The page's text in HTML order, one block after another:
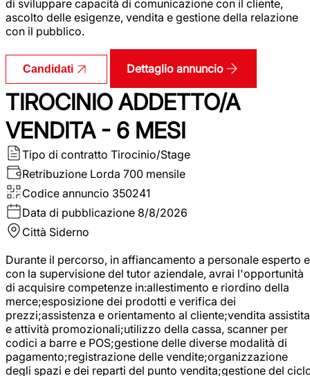
di sviluppare capacità di comunicazione con il cliente,
ascolto delle esigenze, vendita e gestione della relazione
con il pubblico.
Candidati Dettaglio annuncio
TIROCINIO ADDETTO/A
VENDITA - 6 MESI
Tipo di contratto Tirocinio/Stage
Retribuzione Lorda 700 mensile
Codice annuncio 350241
Data di pubblicazione 8/8/2026
Città Siderno
Durante il percorso, in affiancamento a personale esperto e
con la supervisione del tutor aziendale, avrai l'opportunità
di acquisire competenze in:allestimento e riordino della
merce;esposizione dei prodotti e verifica dei
prezzi;assistenza e orientamento al cliente;vendita assistita
e attività promozionali;utilizzo della cassa, scanner per
codici a barre e POS;gestione delle diverse modalità di
pagamento;registrazione delle vendite;organizzazione
degli spazi e dei reparti del punto vendita;gestione del